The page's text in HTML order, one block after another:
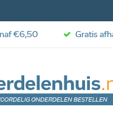
€6,50 Gratis